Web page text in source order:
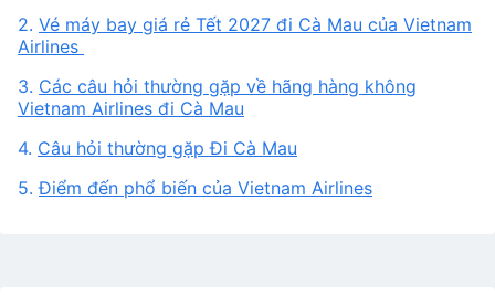
2. Vé máy bay giá rẻ Tết 2027 đi Cà Mau của Vietnam
Airlines
3. Các câu hỏi thường gặp về hãng hàng không
Vietnam Airlines đi Cà Mau
4. Câu hỏi thường gặp Đi Cà Mau
5.Điểm đến phổ biến của Vietnam Airlines